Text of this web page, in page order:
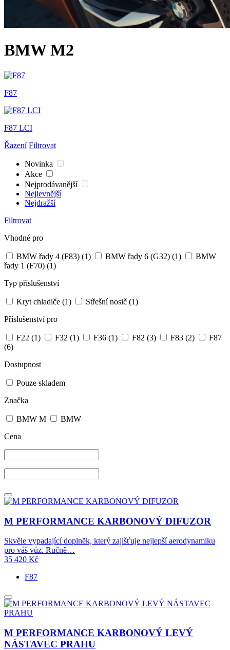
BMW M2
F87
F87 LCI
Řazení Filtrovat
Novinka
Akce
Nejprodávanější
Nejlevnější
Nejdražší
Filtrovat
Vhodné pro
BMW řady 4 (F83) (1) BMW řady 6 (G32) (1)
BMW
řady 1 (F70) (1)
Typ příslušenství
Kryt chladiče (1) Střešní nosič (1)
Příslušenství pro
F22 (1) F32 (1) F36 (1) F82 (3) F83 (2)
F87
(6)
Dostupnost
Pouze skladem
Značka
BMW M
BMW
Cena
M PERFORMANCE KARBONOVÝ DIFUZOR
Skvěle vypadající doplněk, který zajišťuje nejlepší aerodynamiku
pro váš vůz. Ručně…
35 420 Kč
F87
M PERFORMANCE KARBONOVÝ LEVÝ
NÁSTAVEC PRAHU